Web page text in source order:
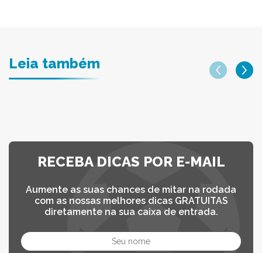
Leia também
RECEBA DICAS POR E-MAIL
Aumente as suas chances de mitar na rodada
com as nossas melhores dicas GRATUITAS
diretamente na sua caixa de entrada.